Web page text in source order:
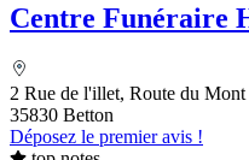
Centre Funéraire
2 Rue de l'illet, Route du
35830 Betton
Déposez le premier avis !